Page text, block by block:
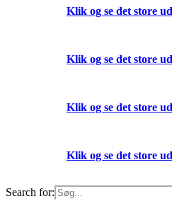
Klik og se det store
Klik og se det store
Klik og se det store
Klik og se det store
Search for: